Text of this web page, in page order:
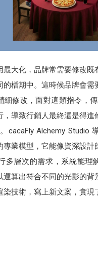
大化，品牌常需要修改既
的檔期中。這時候品牌會需
細修改，面對這類指令，
，導致行銷人最終還是得進
cacaFly Alchemy Studio
專業模型，它能像資深設計
多層次的需求，系統能理
運算出符合不同的光影的背
染技術，寫上新文案，實現